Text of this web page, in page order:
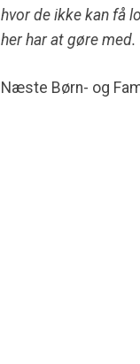
hvor de ikke kan få
her har at gøre
Næste Børn- og